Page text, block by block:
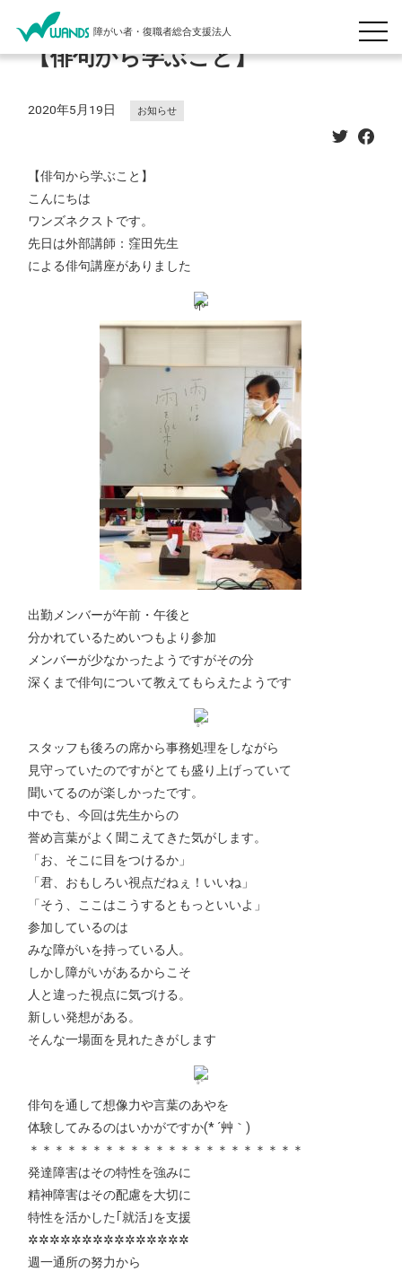
障がい者・復職者総合支援法人
【俳句から学ぶこと】
2020年5月19日 お知らせ
【俳句から学ぶこと】
こんにちは
ワンズネクストです。
先日は外部講師：窪田先生
による俳句講座がありました
出勤メンバーが午前・午後と
分かれているためいつもより参加
メンバーが少なかったようですがその分
深くまで俳句について教えてもらえたようです
スタッフも後ろの席から事務処理をしながら
見守っていたのですがとても盛り上げっていて
聞いてるのが楽しかったです。
中でも、今回は先生からの
誉め言葉がよく聞こえてきた気がします。
「お、そこに目をつけるか」
「君、おもしろい視点だねぇ！いいね」
「そう、ここはこうするともっといいよ」
参加しているのは
みな障がいを持っている人。
しかし障がいがあるからこそ
人と違った視点に気づける。
新しい発想がある。
そんな一場面を見れたきがします
俳句を通して想像力や言葉のあやを
体験してみるのはいかがですか(* ´艸｀)
＊＊＊＊＊＊＊＊＊＊＊＊＊＊＊＊＊＊＊＊＊＊
発達障害はその特性を強みに
精神障害はその配慮を大切に
特性を活かした｢就活｣を支援
✲✲✲✲✲✲✲✲✲✲✲✲✲✲✲
週一通所の努力から